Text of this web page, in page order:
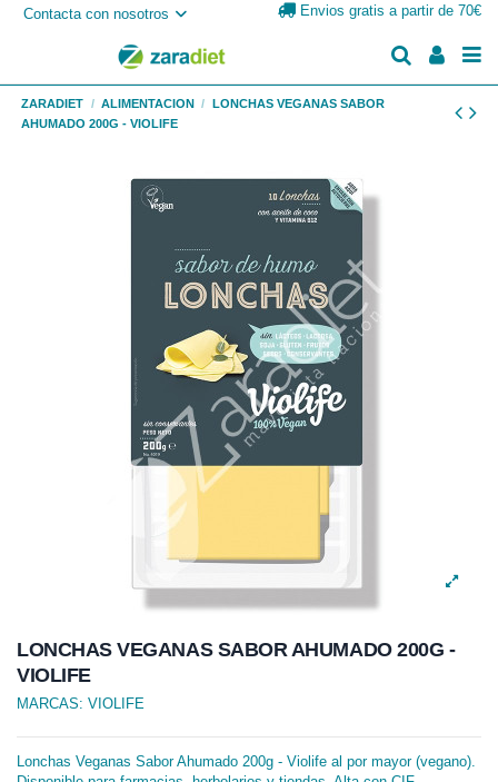
Contacta con nosotros Envios gratis a partir de 70€
ZARADIET ALIMENTACION
LONCHAS VEGANAS SABOR
AHUMADO 200G - VIOLIFE
LONCHAS VEGANAS SABOR AHUMADO 200G -
VIOLIFE
MARCAS: VIOLIFE
Lonchas Veganas Sabor Ahumado 200g - Violife al por mayor (vegano).